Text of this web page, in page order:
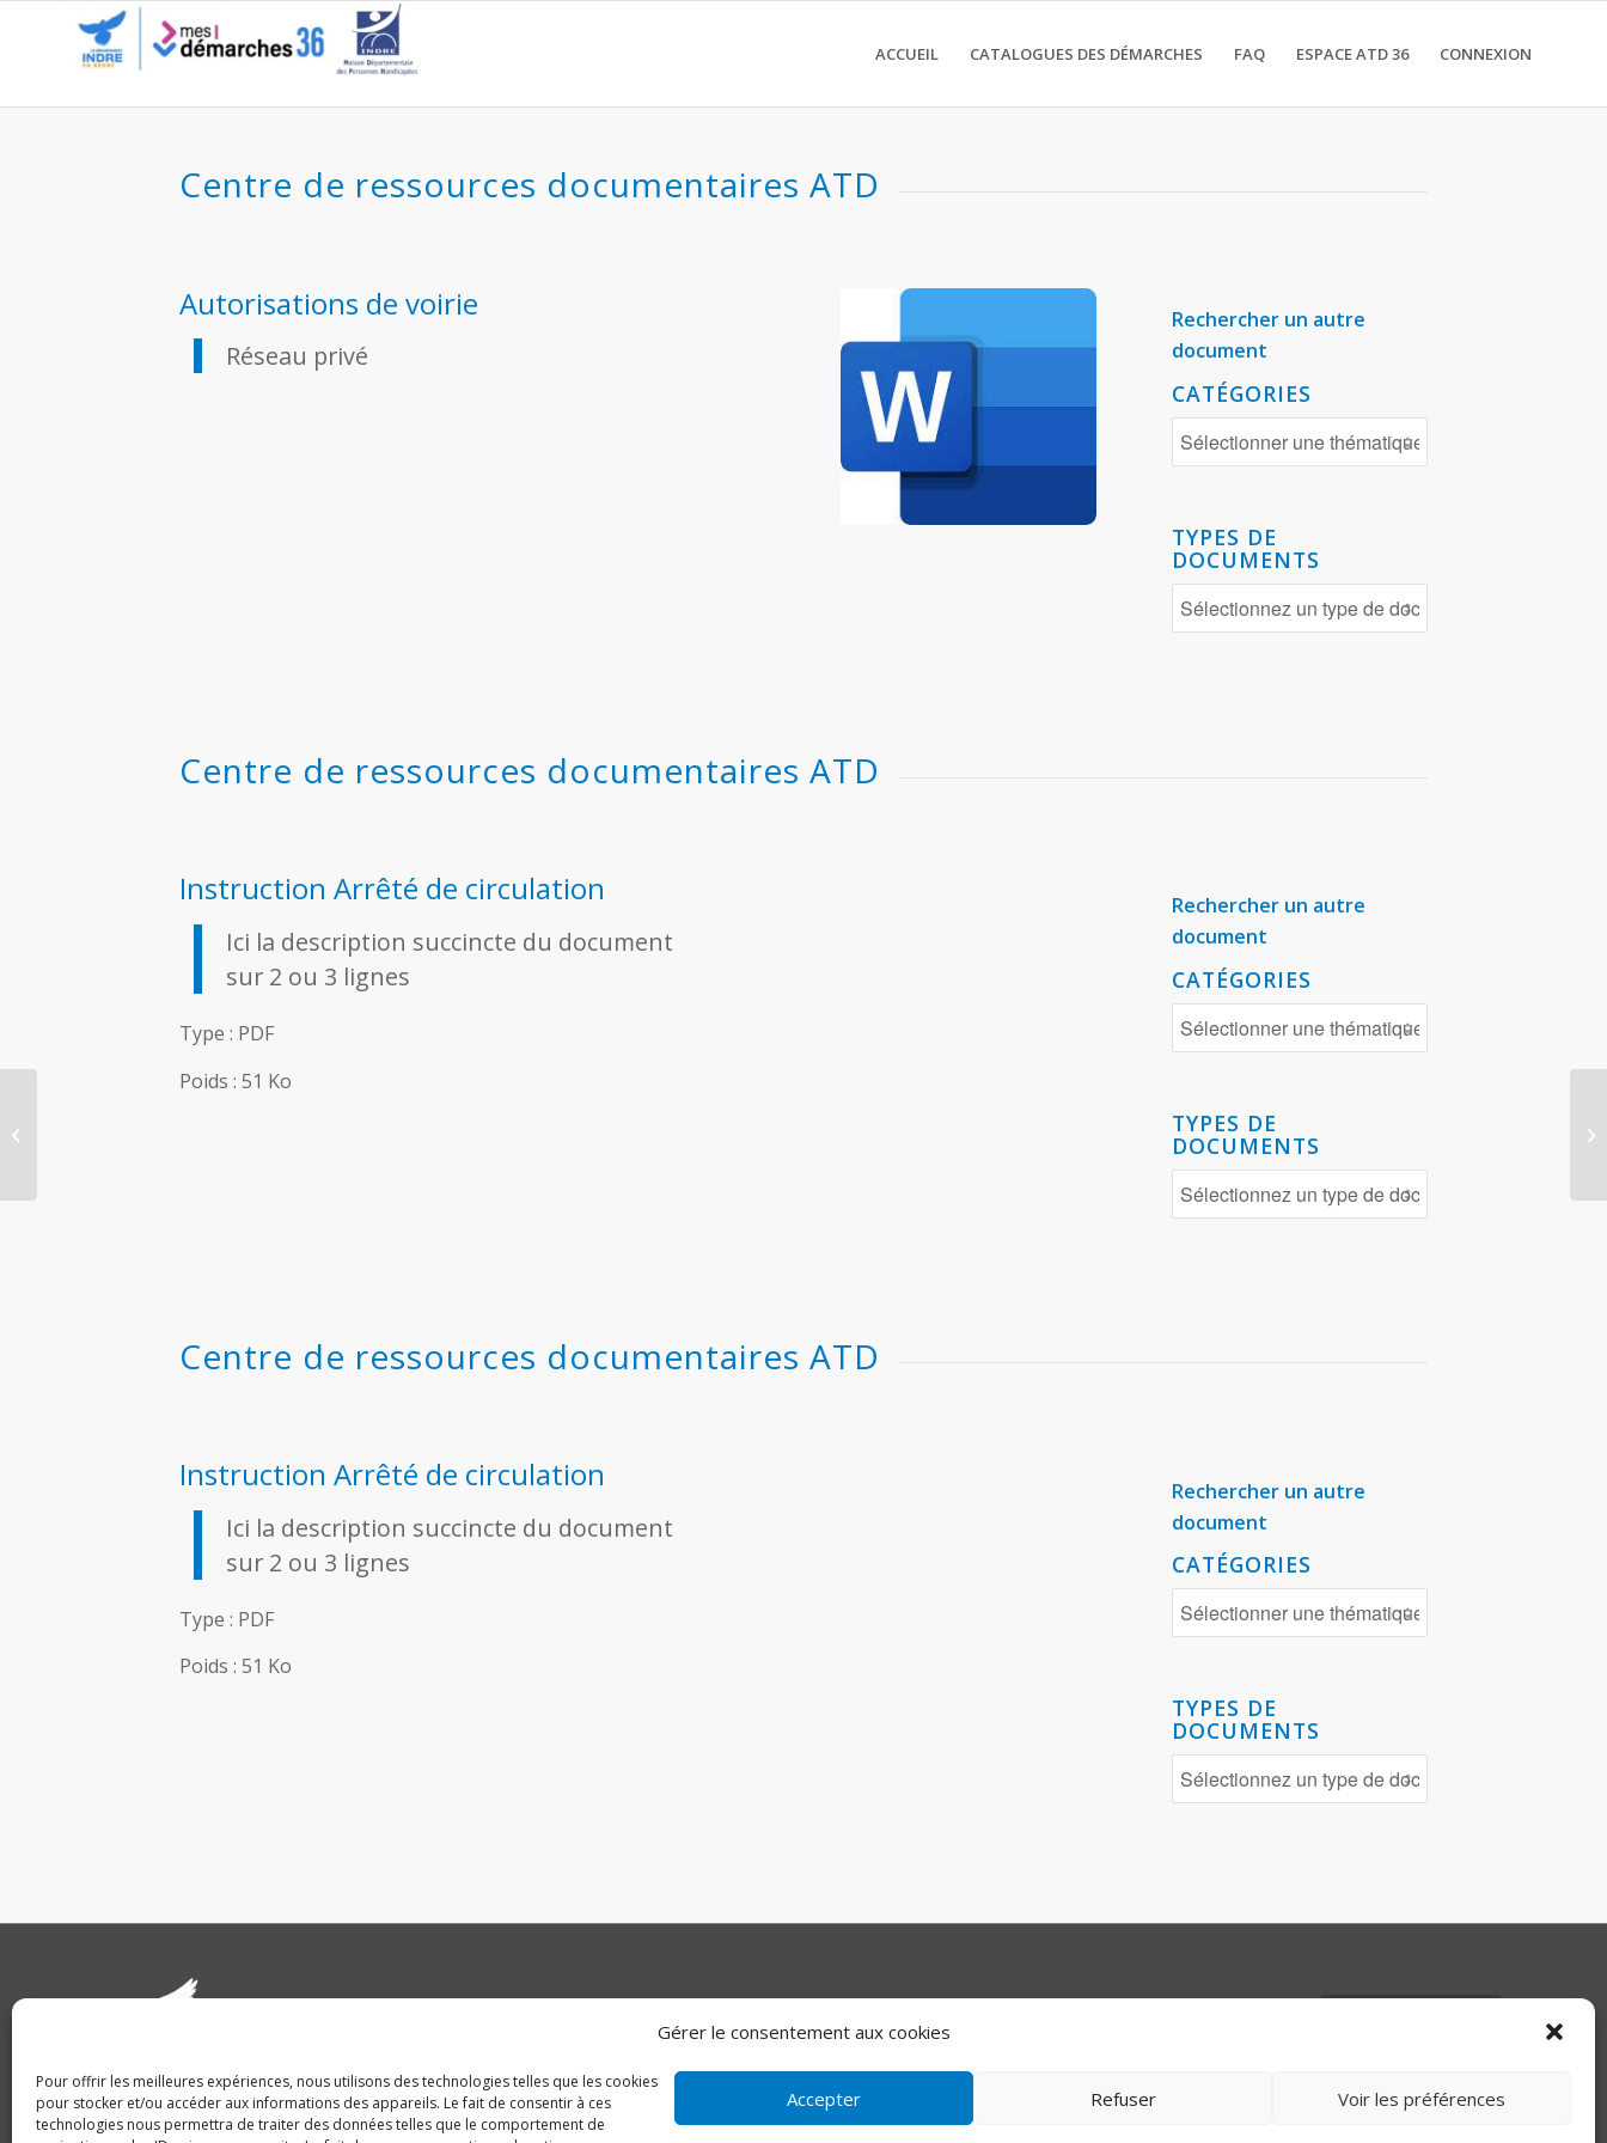
ACCUEIL CATALOGUES DES DÉMARCHES FAQ ESPACE ATD 36 CONNEXION
Réseau privéCentre de ressources documentaires ATD
Autorisations de voirie
Réseau privé
Rechercher un autre
document
CATÉGORIES
TYPES DE
DOCUMENTS
Centre de ressources documentaires ATD
Instruction Arrêté de circulation
Ici la description succincte du document
sur 2 ou 3 lignes
Type : PDF
Poids : 51 Ko
Rechercher un autre
document
CATÉGORIES
TYPES DE
DOCUMENTS
Centre de ressources documentaires ATD
Instruction Arrêté de circulation
Ici la description succincte du document
sur 2 ou 3 lignes
Type : PDF
Poids : 51 Ko
Rechercher un autre
document
CATÉGORIES
TYPES DE
DOCUMENTS
Alliés – CS20639
36020 Châteauroux
cedex
atd36.fr
inforoute36.fr
Accessibilité
Gérer le consentement aux cookies
Pour offrir les meilleures expériences, nous utilisons des technologies telles que les cookies
pour stocker et/ou accéder aux informations des appareils. Le fait de consentir à ces
technologies nous permettra de traiter des données telles que le comportement de
Accepter Refuser Voir les préférences